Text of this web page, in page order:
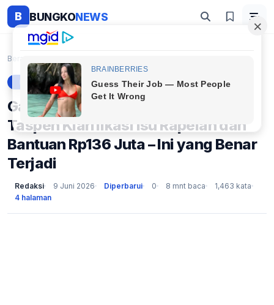
B BUNGKONEWS
Beranda
BERITA
Gaji Pensiunan 2026 Tidak Naik!
Taspen Klarifikasi Isu Rapelan dan
Bantuan Rp136 Juta – Ini yang Benar
Terjadi
Redaksi 9 Juni 2026 Diperbarui 0 8 mnt baca
1,463 kata
4 halaman